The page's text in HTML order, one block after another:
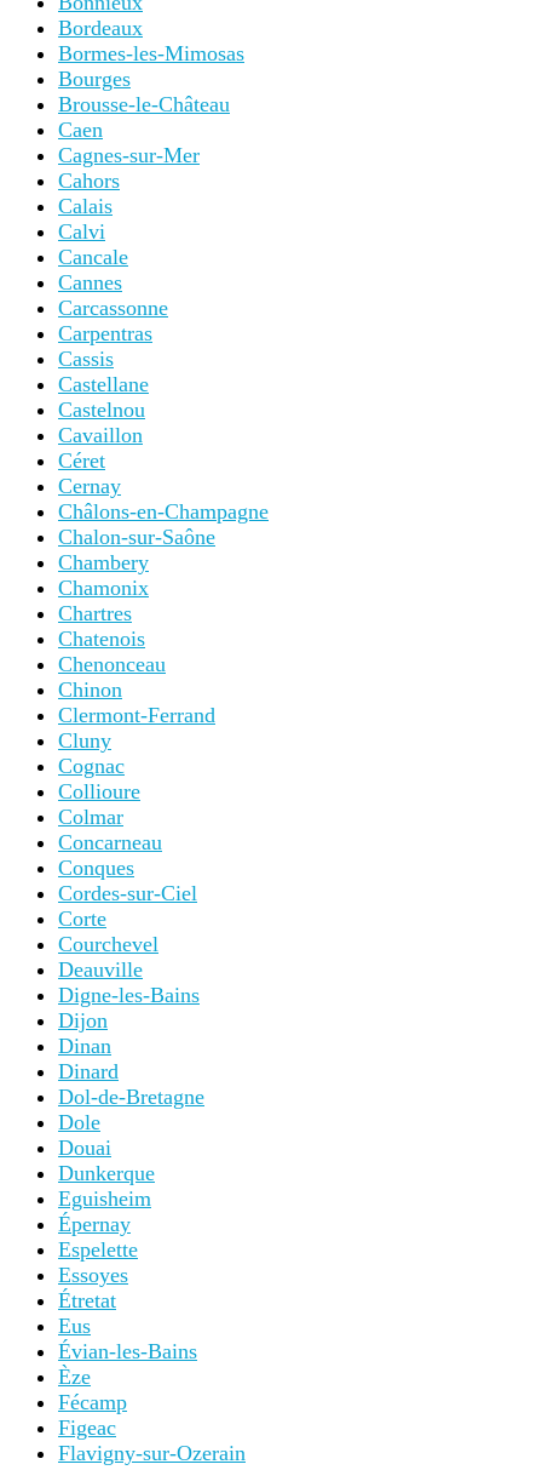
Bordeaux
Bormes-les-Mimosas
Bourges
Brousse-le-Château
Caen
Cagnes-sur-Mer
Cahors
Calais
Calvi
Cancale
Cannes
Carcassonne
Carpentras
Cassis
Castellane
Castelnou
Cavaillon
Céret
Cernay
Châlons-en-Champagne
Chalon-sur-Saône
Chambery
Chamonix
Chartres
Chatenois
Chenonceau
Chinon
Clermont-Ferrand
Cluny
Cognac
Collioure
Colmar
Concarneau
Conques
Cordes-sur-Ciel
Corte
Courchevel
Deauville
Digne-les-Bains
Dijon
Dinan
Dinard
Dol-de-Bretagne
Dole
Douai
Dunkerque
Eguisheim
Épernay
Espelette
Essoyes
Étretat
Eus
Évian-les-Bains
Èze
Fécamp
Figeac
Flavigny-sur-Ozerain